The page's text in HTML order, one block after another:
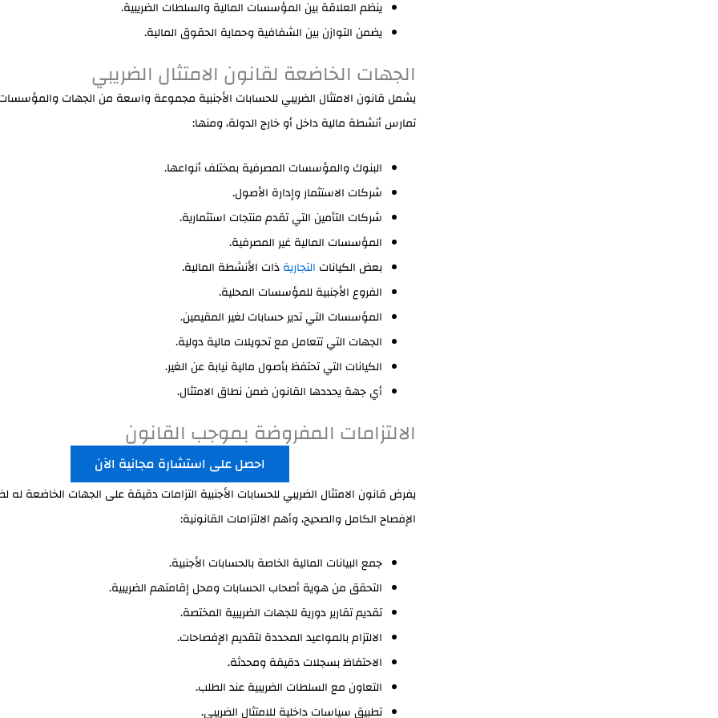
ينظم العلاقة بين المؤسسات المالية والسلطات الضريبية.
يضمن التوازن بين الشفافية وحماية الحقوق المالية.
الجهات الخاضعة لقانون الامتثال الضريبي
يشمل قانون الامتثال الضريبي للحسابات الأجنبية مجموعة واسعة من الجهات
تمارس أنشطة مالية داخل أو خارج الدولة، ومنها:
البنوك والمؤسسات المصرفية بمختلف أنواعها.
شركات الاستثمار وإدارة الأصول.
شركات التأمين التي تقدم منتجات استثمارية.
المؤسسات المالية غير المصرفية.
بعض الكيانات التجاريةذات الأنشطة المالية.
الفروع الأجنبية للمؤسسات المحلية.
المؤسسات التي تدير حسابات لغير المقيمين.
الجهات التي تتعامل مع تحويلات مالية دولية.
الكيانات التي تحتفظ بأصول مالية نيابة عن الغير.
أي جهة يحددها القانون ضمن نطاق الامتثال.
الالتزامات المفروضة بموجب القانون
احصل على استشارة مجانية الآن
يفرض قانون الامتثال الضريبي للحسابات الأجنبية التزامات دقيقة على الجهات الخاضعة له
الإفصاح الكامل والصحيح، وأهم الالتزامات القانونية:
جمع البيانات المالية الخاصة بالحسابات الأجنبية.
التحقق من هوية أصحاب الحسابات ومحل إقامتهم الضريبية.
تقديم تقارير دورية للجهات الضريبية المختصة.
الالتزام بالمواعيد المحددة لتقديم الإفصاحات.
الاحتفاظ بسجلات دقيقة ومحدثة.
التعاون مع السلطات الضريبية عند الطلب.
تطبيق سياسات داخلية للامتثال الضريبي.